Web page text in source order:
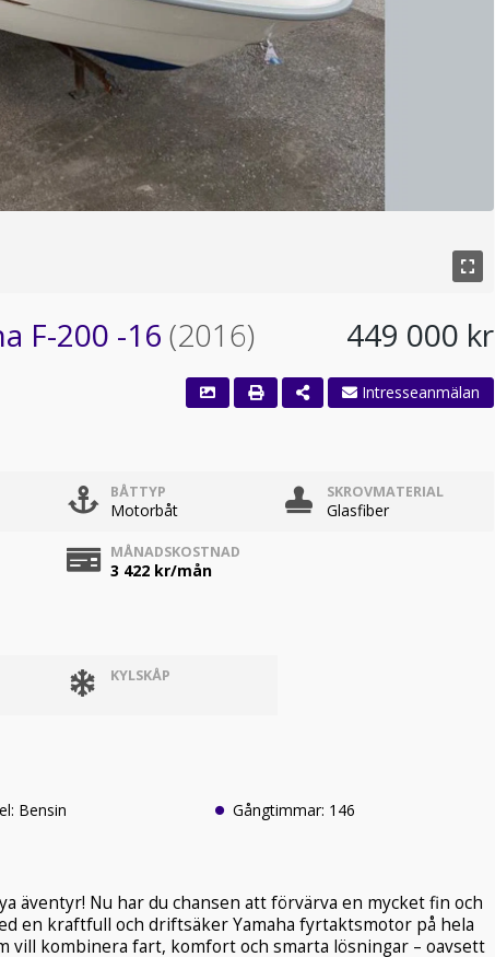
F-200 -16 (2016) 449 000 kr
Intresseanmälan
BÅTTYP
Motorbåt
SKROVMATERIAL
Glasfiber
MÅNADSKOSTNAD
3 422kr/mån
KYLSKÅP
Bensin Gångtimmar: 146
äventyr! Nu har du chansen att förvärva en mycket fin och
en kraftfull och driftsäker Yamaha fyrtaktsmotor på hela
vill kombinera fart, komfort och smarta lösningar – oavsett